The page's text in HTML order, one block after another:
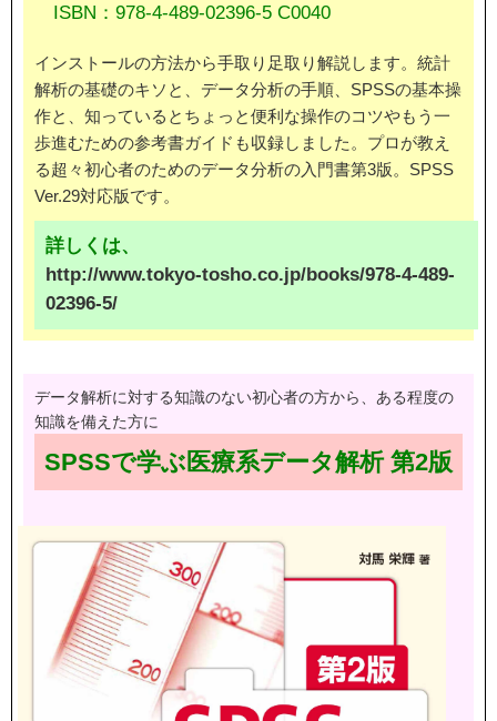
ISBN：978-4-489-02396-5 C0040
インストールの方法から手取り足取り解説します。統計
解析の基礎のキソと、データ分析の手順、SPSSの基本操
作と、知っているとちょっと便利な操作のコツやもう一
歩進むための参考書ガイドも収録しました。プロが教え
る超々初心者のためのデータ分析の入門書第3版。SPSS
Ver.29対応版です。
詳しくは、
http://www.tokyo-tosho.co.jp/books/978-4-489-
02396-5/
データ解析に対する知識のない初心者の方から、ある程度の
知識を備えた方に
SPSSで学ぶ医療系データ解析 第2版